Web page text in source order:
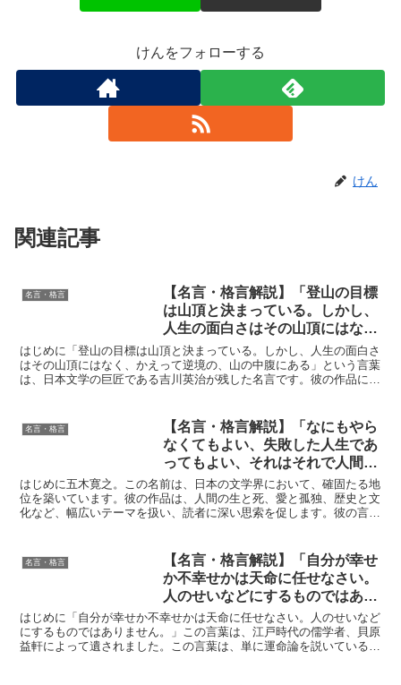
けんをフォローする
けん
関連記事
名言・格言
【名言・格言解説】「登山の目標
は山頂と決まっている。しかし、
人生の面白さはその山頂にはな
く、かえって逆境の、山の中腹に
ある」by 吉川英治の深い意味と
得られる教訓
はじめに「登山の目標は山頂と決まっている。しかし、人生の面白さ
はその山頂にはなく、かえって逆境の、山の中腹にある」という言葉
は、日本文学の巨匠である吉川英治が残した名言です。彼の作品には
名言・格言
【名言・格言解説】「なにもやら
なくてもよい、失敗した人生であ
ってもよい、それはそれで人間と
して生まれてきて、そして人間と
して死んでいく、そのことにおい
てまず存在に価値があるのだ。」
る教訓
はじめに五木寛之。この名前は、日本の文学界において、確固たる地
位を築いています。彼の作品は、人間の生と死、愛と孤独、歴史と文
化など、幅広いテーマを扱い、読者に深い思索を促します。彼の言葉
名言・格言
【名言・格言解説】「自分が幸せ
か不幸せかは天命に任せなさい。
人のせいなどにするものではあり
ません。」by 貝原 益軒の深い意
味と得られる教訓
はじめに「自分が幸せか不幸せかは天命に任せなさい。人のせいなど
にするものではありません。」この言葉は、江戸時代の儒学者、貝原
益軒によって遺されました。この言葉は、単に運命論を説いているの